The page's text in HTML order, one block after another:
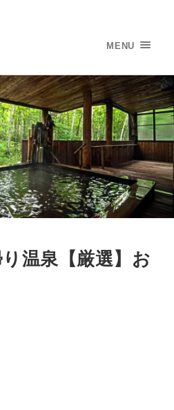
MENU
温泉【厳選】お